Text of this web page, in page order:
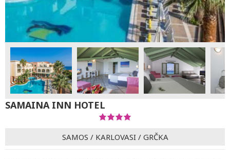
SAMAINA INN HOTEL
SAMOS / KARLOVASI/ GRČKA